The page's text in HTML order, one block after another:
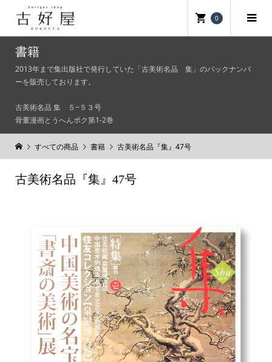
0
書籍
2013年まで集出版社で発行していた「古美術名品 集」のバックナンバ
ーを販売しております。
古美術名品 集 ５−５３号
骨董漫画とうへんボク第1-2巻
すべての商品 書籍 古美術名品『集』47号
古美術名品『集』47号